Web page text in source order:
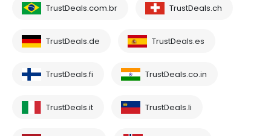
TrustDeals.com.br TrustDeals.ch
TrustDeals.de TrustDeals.es
TrustDeals.fi TrustDeals.co.in
TrustDeals.it TrustDeals.li